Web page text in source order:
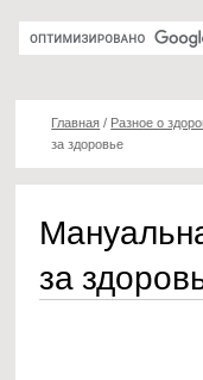
Главная / Разное о
за здоровье
за